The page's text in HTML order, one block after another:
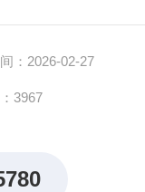
动化
：2026-02-27
3967